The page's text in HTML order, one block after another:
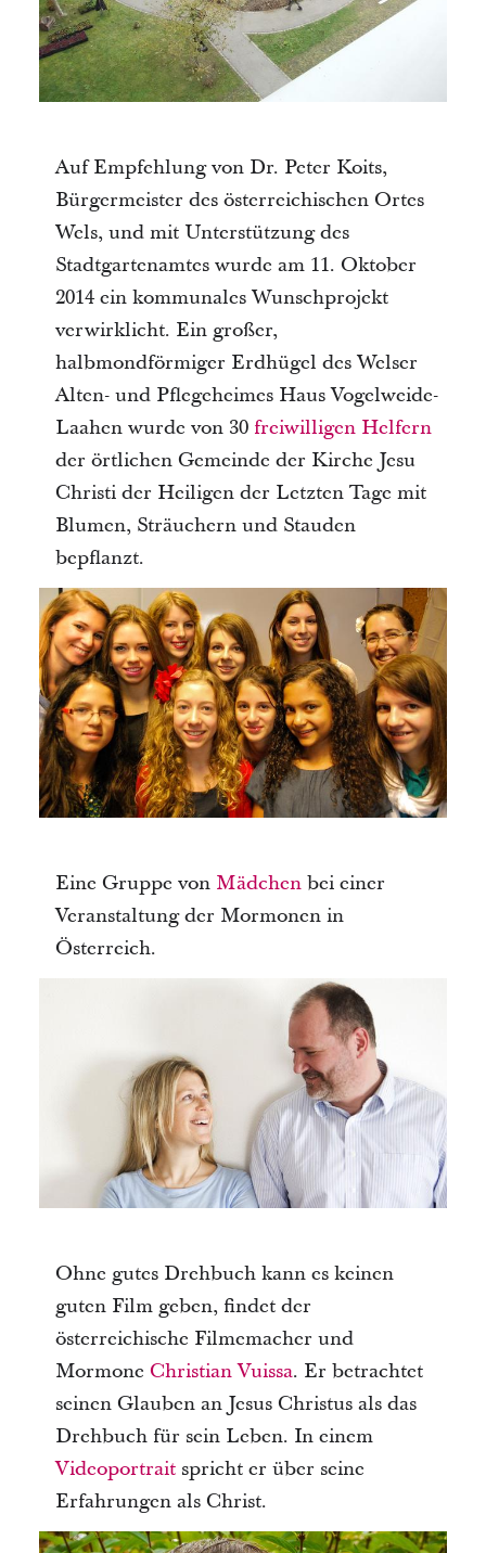
Auf Empfehlung von Dr. Peter Koits,
Bürgermeister des österreichischen Ortes
Wels, und mit Unterstützung des
Stadtgartenamtes wurde am 11. Oktober
2014 ein kommunales Wunschprojekt
verwirklicht. Ein großer,
halbmondförmiger Erdhügel des Welser
Alten- und Pflegeheimes Haus Vogelweide-
Laahen wurde von 30 freiwilligen Helfern
der örtlichen Gemeinde der Kirche Jesu
Christi der Heiligen der Letzten Tage mit
Blumen, Sträuchern und Stauden
bepflanzt.
Eine Gruppe von Mädchenbei einer
Veranstaltung der Mormonen in
Österreich.
Ohne gutes Drehbuch kann es keinen
guten Film geben, findet der
österreichische Filmemacher und
Mormone Christian Vuissa. Er betrachtet
seinen Glauben an Jesus Christus als das
Drehbuch für sein Leben. In einem
Videoportraitspricht er über seine
Erfahrungen als Christ.